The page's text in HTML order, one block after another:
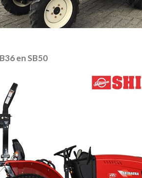
en SB50